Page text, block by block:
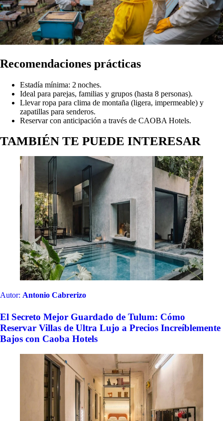
El Secreto Mejor Guardado de Tulum: Cómo
Reservar Villas de Ultra Lujo a Precios Increíblemente
Bajos con Caoba Hotels
Autor:Estefania Cova
MOAGEM Industrial y los alojamientos más extraños
CAOBA!